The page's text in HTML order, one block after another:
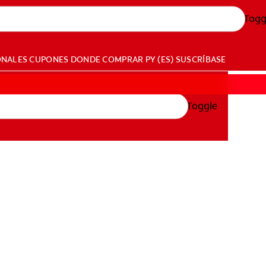
CUPONES DONDE COMPRAR PY (ES) SUSCRÍBASE
Toggle